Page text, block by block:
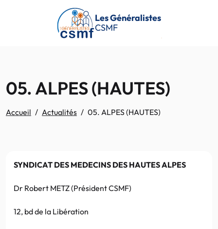
Passer au contenu principal
Les Généralistes
CSMF
05. ALPES (HAUTES)
Accueil Actualités 05. ALPES (HAUTES)
SYNDICAT DES MEDECINS DES HAUTES ALPES
Dr Robert METZ (Président CSMF)
12, bd de la Libération